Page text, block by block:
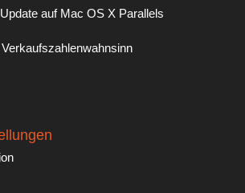
auf Mac OS X Parallels